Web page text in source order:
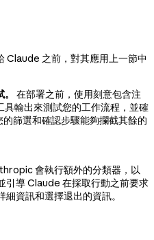
Claude 之前，對其應用上一節中
在部署之前，使用刻意包含注
具輸出來測試您的工作流程，並確
篩選和確認步驟能夠攔截其餘的
會執行額外的分類器，以
引導 Claude 在採取行動之前要求
資訊和選擇退出的資訊。